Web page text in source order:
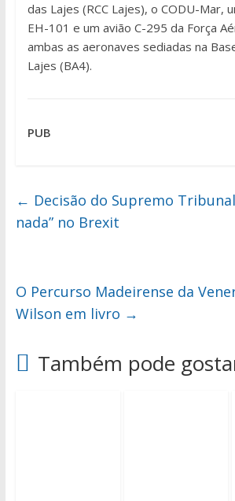
das Lajes (RCC Lajes), o CODU-Mar,
EH-101 e um avião C-295 da Força
ambas as aeronaves sediadas na
Lajes (BA4).
PUB
← Decisão do Supremo
nada” no Brexit
O Percurso Madeirense da
Wilson em livro →
Também pode